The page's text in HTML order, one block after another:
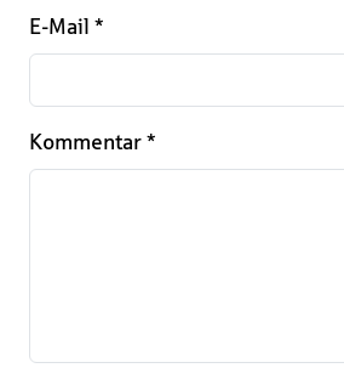
E-Mail *
Kommentar *